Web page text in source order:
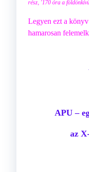
rész, '170 óra a
Legyen ezt a
hamarosan
APU –
az